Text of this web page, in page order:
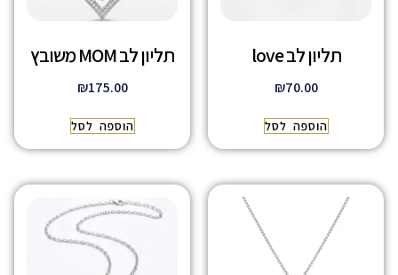
תליון לב love
₪70.00
הוספה לסל
תליון לב MOM משובץ
₪175.00
הוספה לסל